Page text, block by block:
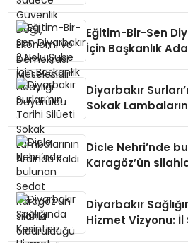
Eğitim-Bir-Sen
İçin Başkanlık
Diyarbakır
Sokak
Dicle Nehri’nde
Karagöz’ün
Diyarbakır
Hizmet Vizyonu: İl